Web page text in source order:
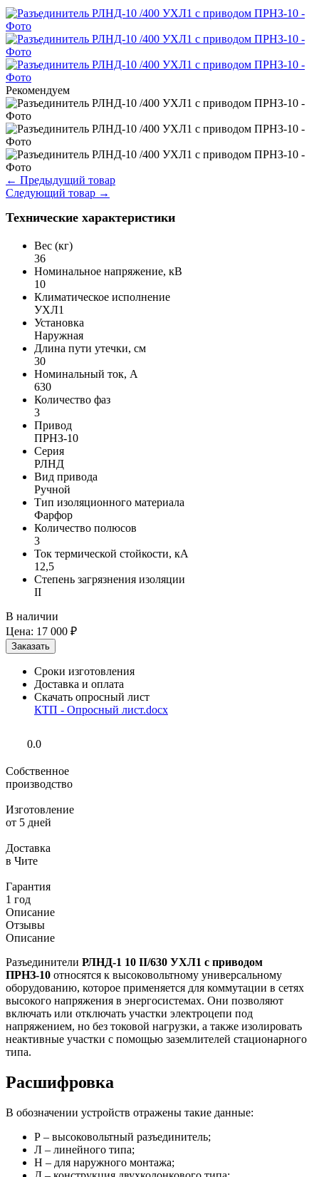
Рекомендуем
← Предыдущий товар
Следующий товар →
Технические характеристики
Вес (кг)
36
Номинальное напряжение, кВ
10
Климатическое исполнение
УХЛ1
Установка
Наружная
Длина пути утечки, см
30
Номинальный ток, А
630
Количество фаз
3
Привод
ПРНЗ-10
Серия
РЛНД
Вид привода
Ручной
Тип изоляционного материала
Фарфор
Количество полюсов
3
Ток термической стойкости, кА
12,5
Степень загрязнения изоляции
II
В наличии
Цена: 17 000 ₽
Сроки изготовления
Доставка и оплата
Скачать опросный лист
КТП - Опросный лист.docx
0.0
Собственное
производство
Изготовление
от 5 дней
Доставка
в Чите
Гарантия
1 год
Описание
Отзывы
Описание
Разъединители РЛНД-1 10 II/630 УХЛ1 с приводом
ПРНЗ-10 относятся к высоковольтному универсальному
оборудованию, которое применяется для коммутации в сетях
высокого напряжения в энергосистемах. Они позволяют
включать или отключать участки электроцепи под
напряжением, но без токовой нагрузки, а также изолировать
неактивные участки с помощью заземлителей стационарного
типа.
Расшифровка
В обозначении устройств отражены такие данные:
Р – высоковольтный разъединитель;
Л – линейного типа;
Н – для наружного монтажа;